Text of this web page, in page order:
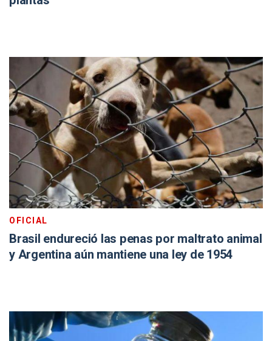
OFICIAL
Brasil endureció las penas por maltrato animal
y Argentina aún mantiene una ley de 1954